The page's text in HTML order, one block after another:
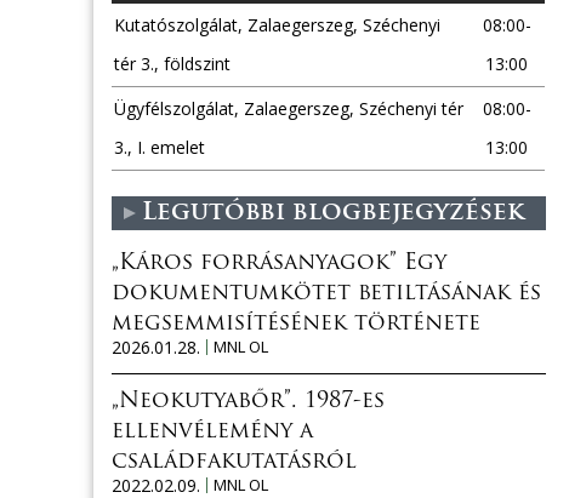
Kutatószolgálat, Zalaegerszeg, Széchenyi
tér 3., földszint
08:00-
13:00
Ügyfélszolgálat, Zalaegerszeg, Széchenyi tér
3., I. emelet
08:00-
13:00
Legutóbbi blogbejegyzések
„Káros forrásanyagok” Egy
dokumentumkötet betiltásának és
megsemmisítésének története
2026.01.28.
MNL OL
„Neokutyabőr”. 1987-es
ellenvélemény a
családfakutatásról
2022.02.09.
MNL OL